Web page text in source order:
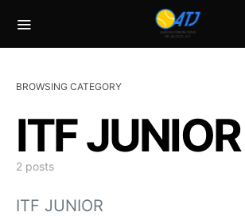
BROWSING CATEGORY
ITF JUNIOR
2 posts
ITF JUNIOR